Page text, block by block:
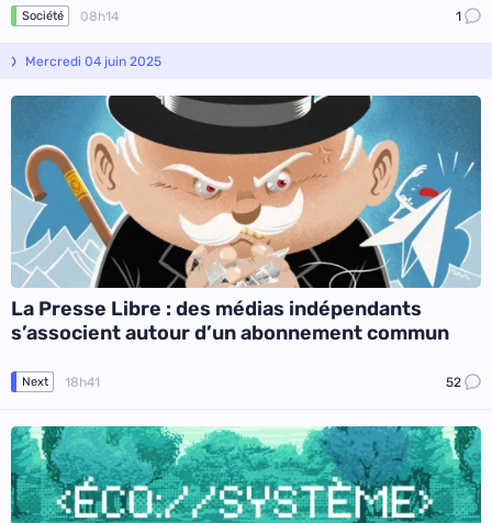
Société 08h14 1
Mercredi 04 juin 2025
La Presse Libre : des médias indépendants
s’associent autour d’un abonnement commun
Next 18h41 52